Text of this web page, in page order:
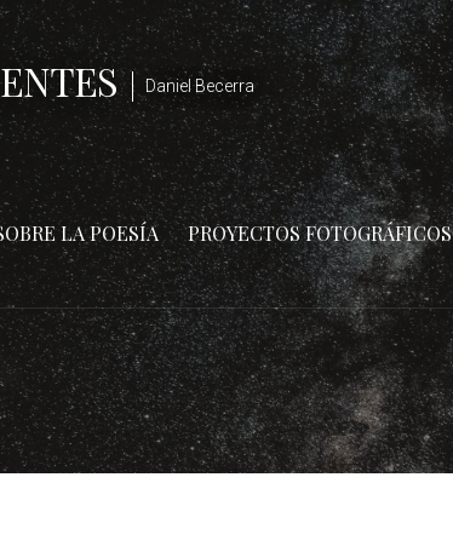
Daniel Becerra
LA POESÍA PROYECTOS FOTOGRÁFICOS